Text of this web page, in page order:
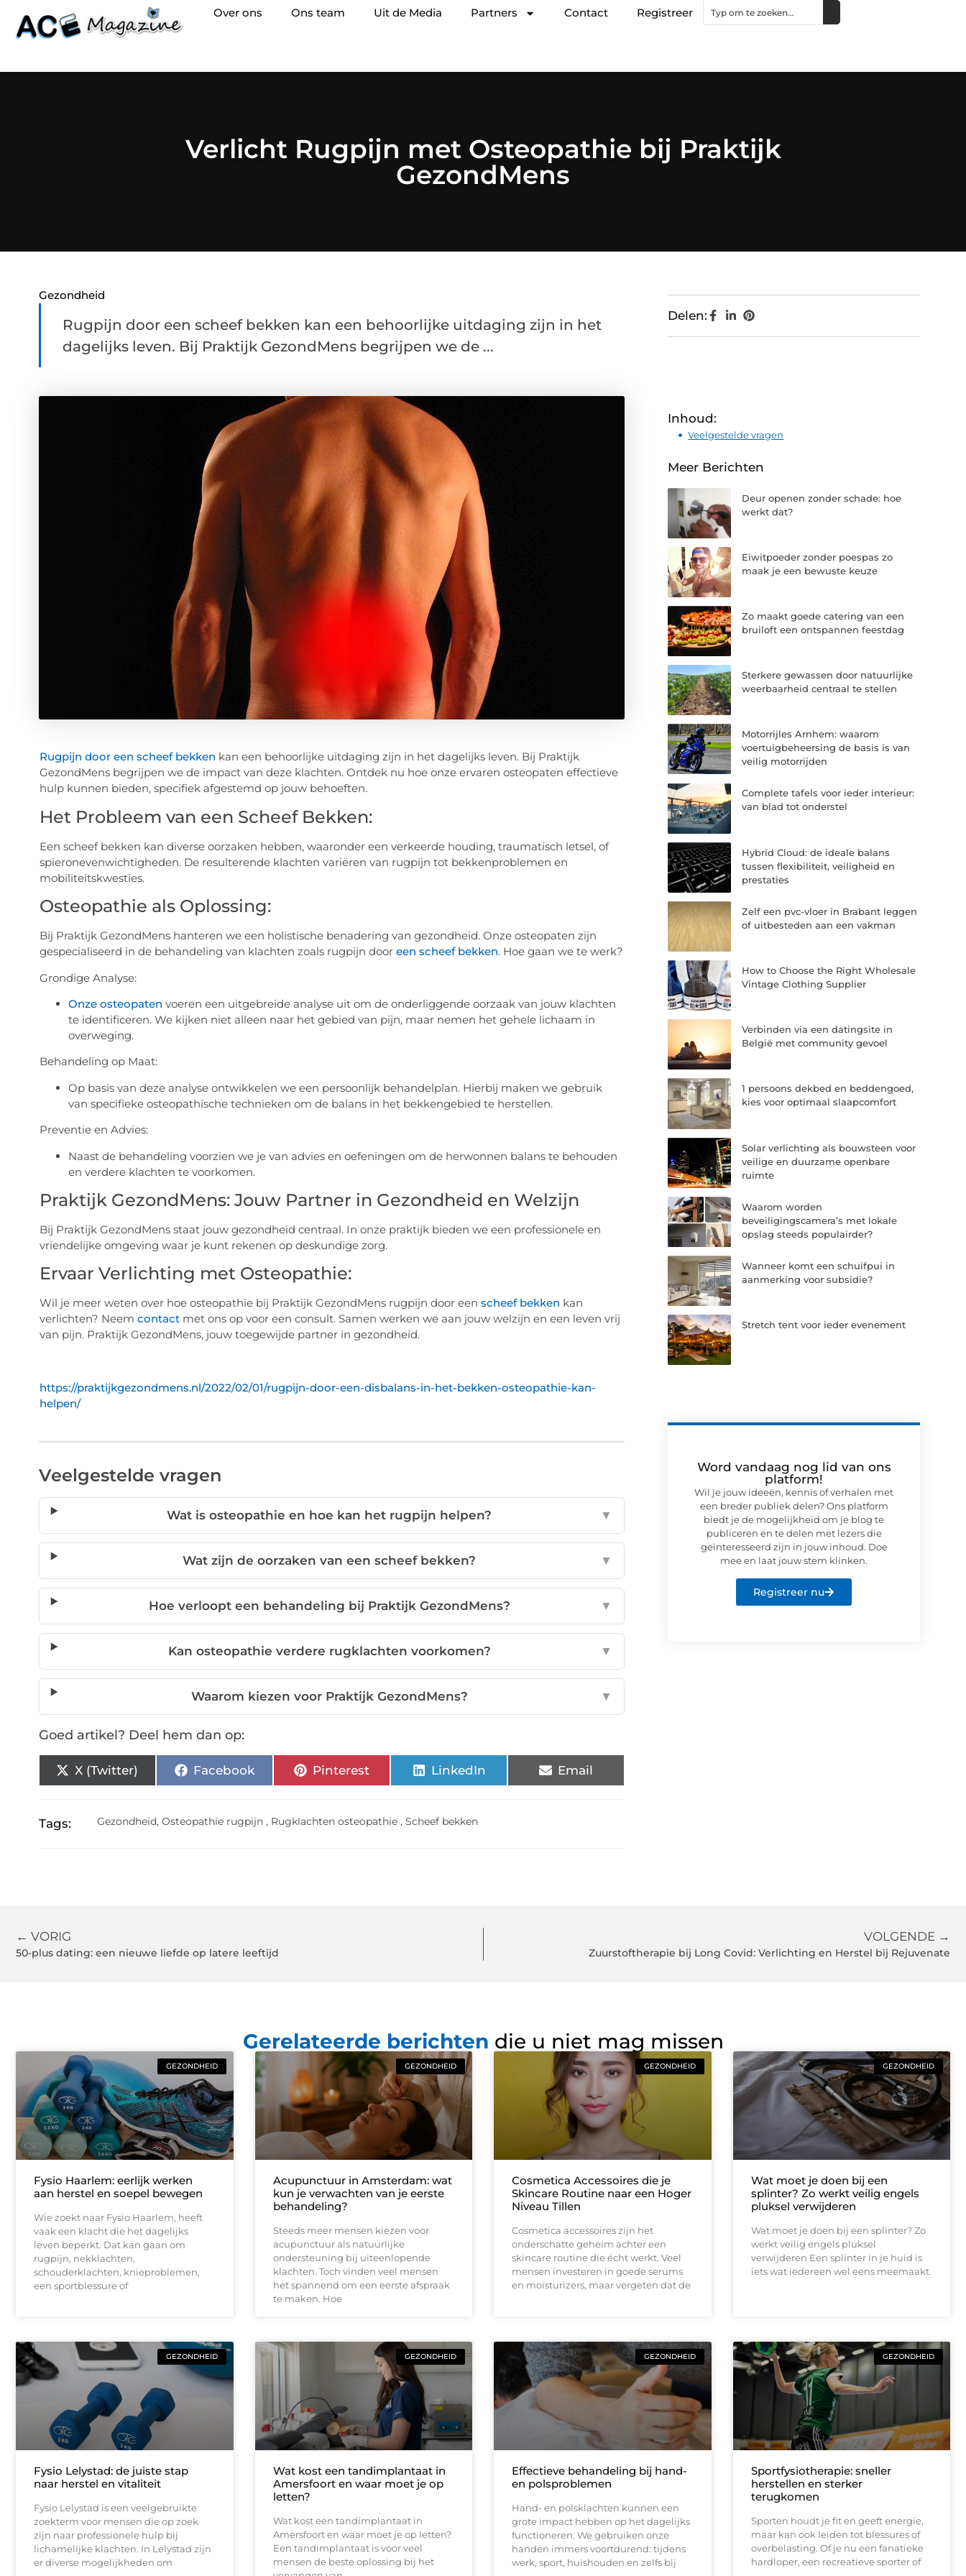
Over ons Ons team Uit de Media Partners Contact Registreer
Verlicht Rugpijn met Osteopathie bij Praktijk
GezondMens
Gezondheid
Rugpijn door een scheef bekken kan een behoorlijke uitdaging zijn in het
dagelijks leven. Bij Praktijk GezondMens begrijpen we de ...
Rugpijn door een scheef bekken kan een behoorlijke uitdaging zijn in het dagelijks leven. Bij Praktijk
GezondMens begrijpen we de impact van deze klachten. Ontdek nu hoe onze ervaren osteopaten effectieve
hulp kunnen bieden, specifiek afgestemd op jouw behoeften.
Het Probleem van een Scheef Bekken:
Een scheef bekken kan diverse oorzaken hebben, waaronder een verkeerde houding, traumatisch letsel, of
spieronevenwichtigheden. De resulterende klachten variëren van rugpijn tot bekkenproblemen en
mobiliteitskwesties.
Osteopathie als Oplossing:
Bij Praktijk GezondMens hanteren we een holistische benadering van gezondheid. Onze osteopaten zijn
gespecialiseerd in de behandeling van klachten zoals rugpijn door een scheef bekken. Hoe gaan we te werk?
Grondige Analyse:
Onze osteopaten voeren een uitgebreide analyse uit om de onderliggende oorzaak van jouw klachten
te identificeren. We kijken niet alleen naar het gebied van pijn, maar nemen het gehele lichaam in
overweging.
Behandeling op Maat:
Op basis van deze analyse ontwikkelen we een persoonlijk behandelplan. Hierbij maken we gebruik
van specifieke osteopathische technieken om de balans in het bekkengebied te herstellen.
Preventie en Advies:
Naast de behandeling voorzien we je van advies en oefeningen om de herwonnen balans te behouden
en verdere klachten te voorkomen.
Praktijk GezondMens: Jouw Partner in Gezondheid en Welzijn
Bij Praktijk GezondMens staat jouw gezondheid centraal. In onze praktijk bieden we een professionele en
vriendelijke omgeving waar je kunt rekenen op deskundige zorg.
Ervaar Verlichting met Osteopathie:
Wil je meer weten over hoe osteopathie bij Praktijk GezondMens rugpijn door een scheef bekken kan
verlichten? Neem contactmet ons op voor een consult. Samen werken we aan jouw welzijn en een leven vrij
van pijn. Praktijk GezondMens, jouw toegewijde partner in gezondheid.
https://praktijkgezondmens.nl/2022/02/01/rugpijn-door-een-disbalans-in-het-bekken-osteopathie-kan-
helpen/
Veelgestelde vragen
Wat is osteopathie en hoe kan het rugpijn helpen? ▼
Wat zijn de oorzaken van een scheef bekken? ▼
Hoe verloopt een behandeling bij Praktijk GezondMens? ▼
Kan osteopathie verdere rugklachten voorkomen? ▼
Waarom kiezen voor Praktijk GezondMens? ▼
Goed artikel? Deel hem dan op:
X (Twitter) Facebook Pinterest LinkedIn Email
Tags: Gezondheid,Osteopathie rugpijn , Rugklachten osteopathie ,Scheef bekken
Delen:
Inhoud:
Veelgestelde vragen
Meer Berichten
Deur openen zonder schade: hoe
werkt dat?
Eiwitpoeder zonder poespas zo
maak je een bewuste keuze
Zo maakt goede catering van een
bruiloft een ontspannen feestdag
Sterkere gewassen door natuurlijke
weerbaarheid centraal te stellen
Motorrijles Arnhem: waarom
voertuigbeheersing de basis is van
veilig motorrijden
Complete tafels voor ieder interieur:
van blad tot onderstel
Hybrid Cloud: de ideale balans
tussen flexibiliteit, veiligheid en
prestaties
Zelf een pvc-vloer in Brabant leggen
of uitbesteden aan een vakman
How to Choose the Right Wholesale
Vintage Clothing Supplier
Verbinden via een datingsite in
België met community gevoel
1 persoons dekbed en beddengoed,
kies voor optimaal slaapcomfort
Solar verlichting als bouwsteen voor
veilige en duurzame openbare
ruimte
Waarom worden
beveiligingscamera’s met lokale
opslag steeds populairder?
Wanneer komt een schuifpui in
aanmerking voor subsidie?
Stretch tent voor ieder evenement
Word vandaag nog lid van ons
platform!
Wil je jouw ideeën, kennis of verhalen met
een breder publiek delen? Ons platform
biedt je de mogelijkheid om je blog te
publiceren en te delen met lezers die
geïnteresseerd zijn in jouw inhoud. Doe
mee en laat jouw stem klinken.
Registreer nu
← VORIG
50-plus dating: een nieuwe liefde op latere leeftijd
VOLGENDE →
Zuurstoftherapie bij Long Covid: Verlichting en Herstel bij Rejuvenate
Gerelateerde berichten die u niet mag missen
GEZONDHEID
Fysio Haarlem: eerlijk werken
aan herstel en soepel bewegen
Wie zoekt naar Fysio Haarlem, heeft
vaak een klacht die het dagelijks
leven beperkt. Dat kan gaan om
rugpijn, nekklachten,
schouderklachten, knieproblemen,
een sportblessure of
GEZONDHEID
Acupunctuur in Amsterdam: wat
kun je verwachten van je eerste
behandeling?
Steeds meer mensen kiezen voor
acupunctuur als natuurlijke
ondersteuning bij uiteenlopende
klachten. Toch vinden veel mensen
het spannend om een eerste afspraak
te maken. Hoe
GEZONDHEID
Cosmetica Accessoires die je
Skincare Routine naar een Hoger
Niveau Tillen
Cosmetica accessoires zijn het
onderschatte geheim achter een
skincare routine die écht werkt. Veel
mensen investeren in goede serums
en moisturizers, maar vergeten dat de
GEZONDHEID
Wat moet je doen bij een
splinter? Zo werkt veilig engels
pluksel verwijderen
Wat moet je doen bij een splinter? Zo
werkt veilig engels pluksel
verwijderen Een splinter in je huid is
iets wat iedereen wel eens meemaakt.
GEZONDHEID
Fysio Lelystad: de juiste stap
naar herstel en vitaliteit
Fysio Lelystad is een veelgebruikte
zoekterm voor mensen die op zoek
zijn naar professionele hulp bij
lichamelijke klachten. In Lelystad zijn
er diverse mogelijkheden om
GEZONDHEID
Wat kost een tandimplantaat in
Amersfoort en waar moet je op
letten?
Wat kost een tandimplantaat in
Amersfoort en waar moet je op letten?
Een tandimplantaat is voor veel
mensen de beste oplossing bij het
GEZONDHEID
Effectieve behandeling bij hand-
en polsproblemen
Hand- en polsklachten kunnen een
grote impact hebben op het dagelijks
functioneren. We gebruiken onze
handen immers voortdurend: tijdens
werk, sport, huishouden en zelfs bij
GEZONDHEID
Sportfysiotherapie: sneller
herstellen en sterker
terugkomen
Sporten houdt je fit en geeft energie,
maar kan ook leiden tot blessures of
overbelasting. Of je nu een fanatieke
hardloper, een recreatieve sporter of